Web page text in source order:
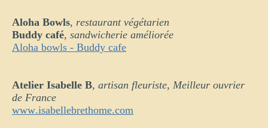
Aloha Bowls, restaurant végétarien
Buddy café, sandwicherie améliorée
Aloha bowls - Buddy cafe
Atelier Isabelle B, artisan fleuriste, Meilleur ouvrier
de France
www.isabellebrethome.com